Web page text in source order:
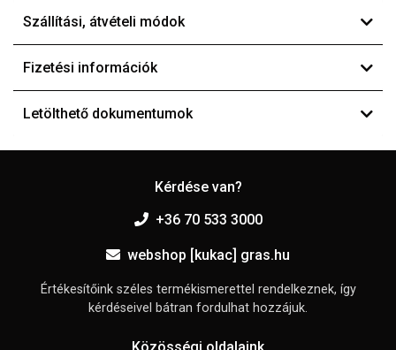
Szállítási, átvételi módok
Fizetési információk
Letölthető dokumentumok
Kérdése van?
+36 70 533 3000
webshop [kukac] gras.hu
Értékesítőink széles termékismerettel rendelkeznek, így
kérdéseivel bátran fordulhat hozzájuk.